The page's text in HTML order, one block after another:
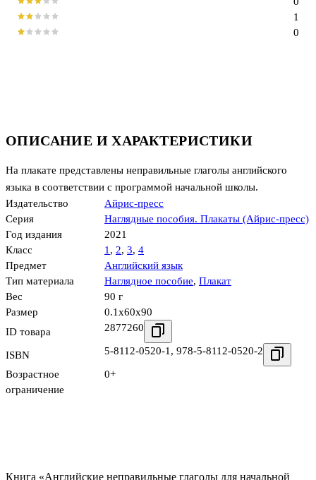
ОПИСАНИЕ И ХАРАКТЕРИСТИКИ
На плакате представлены неправильные глаголы английского
языка в соответствии с программой начальной школы.
Издательство
Айрис-пресс
Серия
Наглядные пособия. Плакаты (Айрис-пресс)
Год издания
2021
Класс
1, 2, 3, 4
Предмет
Английский язык
Тип материала
Наглядное пособие, Плакат
Вес
90 г
Размер
0.1x60x90
ID товара
2877260
ISBN 5-8112-0520-1, 978-5-8112-0520-2
Возрастное
ограничение
0+
0
1
Книга «Английские неправильные глаголы для начальной